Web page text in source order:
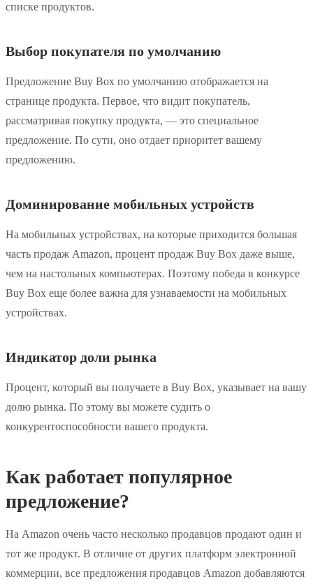
списке продуктов.
Выбор покупателя по умолчанию
Предложение Buy Box по умолчанию отображается на
странице продукта. Первое, что видит покупатель,
рассматривая покупку продукта, — это специальное
предложение. По сути, оно отдает приоритет вашему
предложению.
Доминирование мобильных устройств
На мобильных устройствах, на которые приходится большая
часть продаж Amazon, процент продаж Buy Box даже выше,
чем на настольных компьютерах. Поэтому победа в конкурсе
Buy Box еще более важна для узнаваемости на мобильных
устройствах.
Индикатор доли рынка
Процент, который вы получаете в Buy Box, указывает на вашу
долю рынка. По этому вы можете судить о
конкурентоспособности вашего продукта.
Как работает популярное
предложение?
На Amazon очень часто несколько продавцов продают один и
тот же продукт. В отличие от других платформ электронной
коммерции, все предложения продавцов Amazon добавляются